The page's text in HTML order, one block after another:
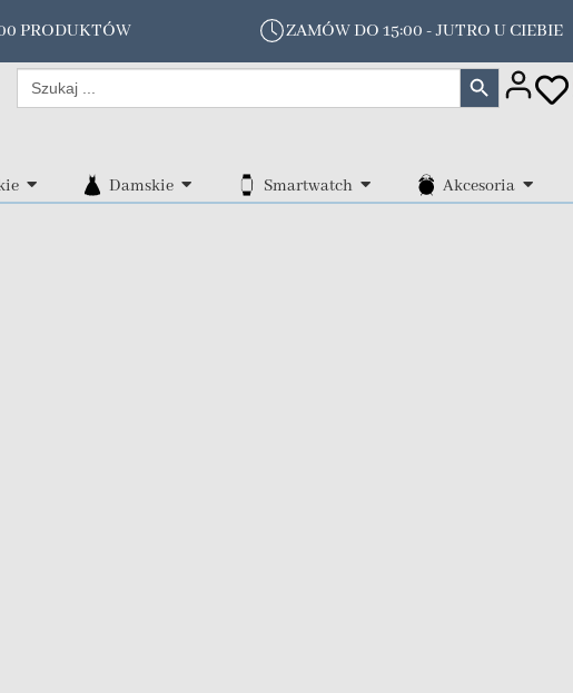
PRODUKTÓW ZAMÓW DO 15:00 - JUTRO U CIEBIE
Search
for:
Search Button
Damskie Smartwatch Akcesoria